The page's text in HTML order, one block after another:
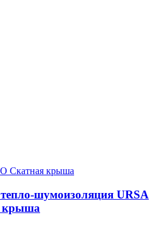
шумоизоляция URSA
крыша